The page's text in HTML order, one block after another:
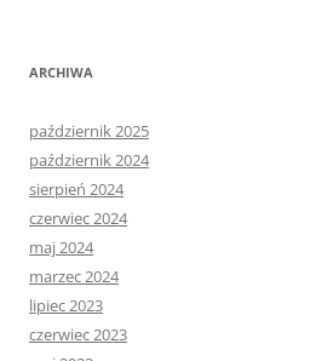
ARCHIWA
październik 2025
październik 2024
sierpień 2024
czerwiec 2024
maj 2024
marzec 2024
lipiec 2023
czerwiec 2023